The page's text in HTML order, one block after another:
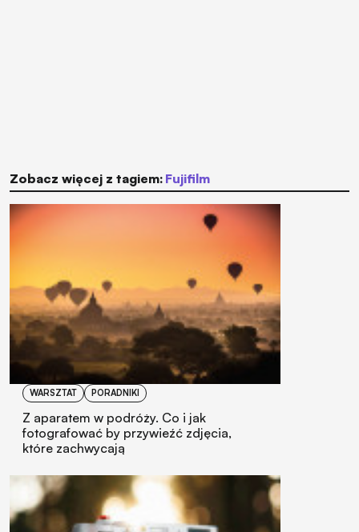
Zobacz więcej z tagiem: Fujifilm
WARSZTAT PORADNIKI
Z aparatem w podróży. Co i jak
fotografować by przywieźć zdjęcia,
które zachwycają